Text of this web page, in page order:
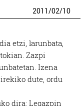
2011/02/10
etzi, larunbata,
Zazpi
Izena
dute, ordu
dira: Legazpin